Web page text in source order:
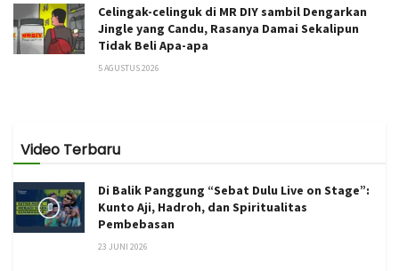
Celingak-celinguk di MR DIY sambil Dengarkan
Jingle yang Candu, Rasanya Damai Sekalipun
Tidak Beli Apa-apa
5 AGUSTUS 2026
Video Terbaru
Di Balik Panggung “Sebat Dulu Live on Stage”:
Kunto Aji, Hadroh, dan Spiritualitas
Pembebasan
23 JUNI 2026